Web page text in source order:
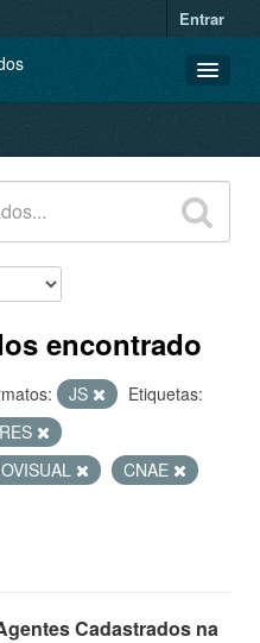
Entrar
encontrado
JS
Etiquetas:
CNAE
Cadastrados na